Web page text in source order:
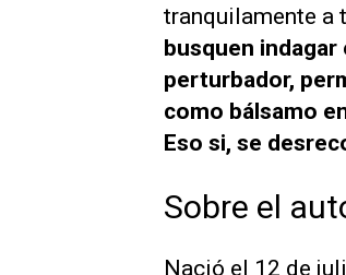
tranquilamente a
busquen
perturbador,
como bálsamo
Eso si, se
Sobre el
Nació el 12 de